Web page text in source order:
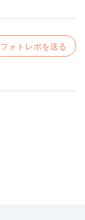
フォトレポを送る